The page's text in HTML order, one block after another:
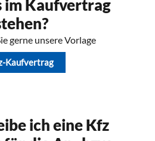
im Kaufvertrag
gerne unsere Vorlage
Kaufvertrag
ich eine Kfz